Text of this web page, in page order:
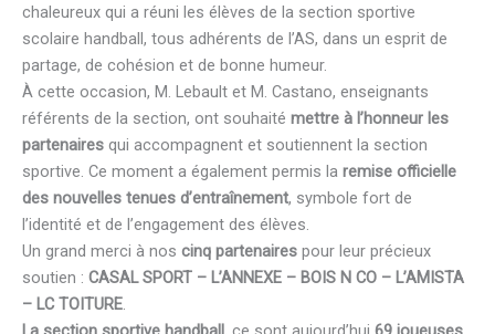
chaleureux qui a réuni les élèves de la section sportive
scolaire handball, tous adhérents de l’AS, dans un esprit de
partage, de cohésion et de bonne humeur.
À cette occasion, M. Lebault et M. Castano, enseignants
référents de la section, ont souhaité mettre à l’honneur les
partenaires qui accompagnent et soutiennent la section
sportive. Ce moment a également permis la remise officielle
des nouvelles tenues d’entraînement, symbole fort de
l’identité et de l’engagement des élèves.
Un grand merci à nos cinq partenaires pour leur précieux
soutien : CASAL SPORT – L’ANNEXE – BOIS N CO – L’AMISTA
– LC TOITURE.